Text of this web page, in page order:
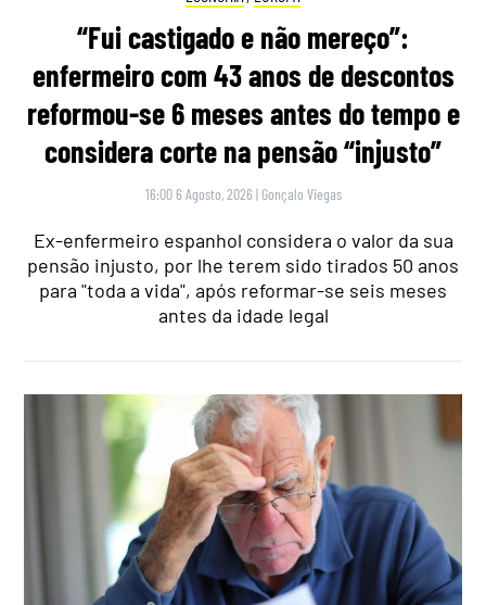
“Fui castigado e não mereço”:
enfermeiro com 43 anos de descontos
reformou-se 6 meses antes do tempo e
considera corte na pensão “injusto”
16:00 6 Agosto, 2026 | Gonçalo Viegas
Ex-enfermeiro espanhol considera o valor da sua
pensão injusto, por lhe terem sido tirados 50 anos
para "toda a vida", após reformar-se seis meses
antes da idade legal